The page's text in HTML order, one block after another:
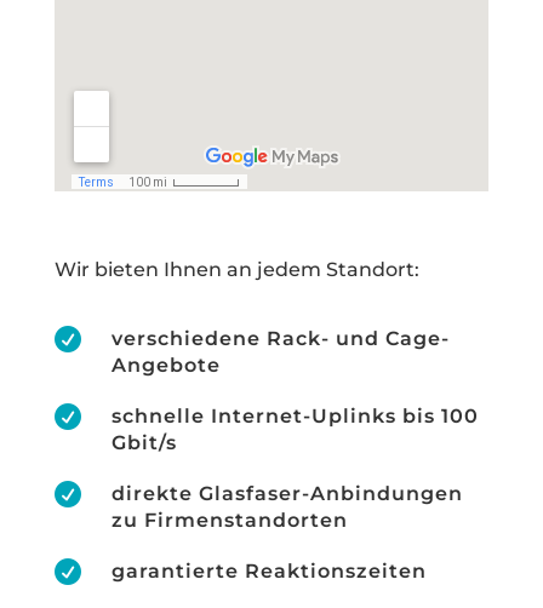
Wir bieten Ihnen an jedem Standort:

verschiedene Rack- und Cage-
Angebote

schnelle Internet-Uplinks bis 100
Gbit/s

direkte Glasfaser-Anbindungen
zu Firmenstandorten
 garantierte Reaktionszeiten